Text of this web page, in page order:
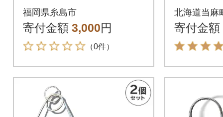
K001]
福岡県糸島市
寄付金額 3,000円
（0件）
本挿し
リー【
北海道当麻
寄付金額